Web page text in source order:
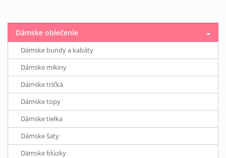
Dámske oblečenie
Dámske bundy a kabáty
Dámske mikiny
Dámske tričká
Dámske topy
Dámske tielka
Dámske šaty
Dámske blúzky